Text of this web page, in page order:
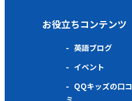
お役立ちコンテンツ
英語ブログ
イベント
QQキッズの口コ